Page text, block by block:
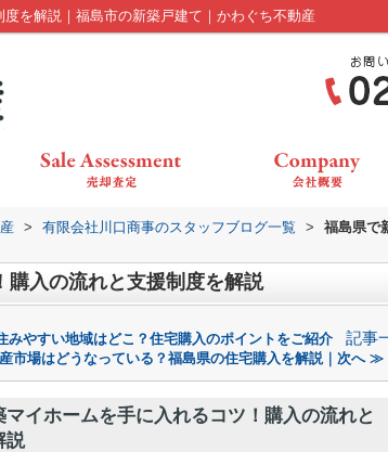
を解説｜福島市の新築戸建て｜かわぐち不動産
> 有限会社川口商事のスタッフブログ一覧 >
福島県で
購入の流れと支援制度を解説
やすい地域はどこ？住宅購入のポイントをご紹介 記事
市場はどうなっている？福島県の住宅購入を解説｜次へ ≫
イホームを手に入れるコツ！購入の流れと
説